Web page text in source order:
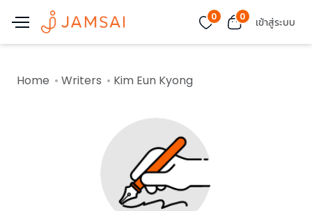
0 0 เข้าสู่ระบบ
Home Writers Kim Eun Kyong